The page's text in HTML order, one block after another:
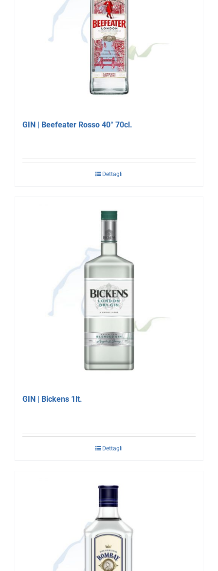
GIN | Beefeater Rosso 40° 70cl.
Dettagli
GIN | Bickens 1lt.
Dettagli